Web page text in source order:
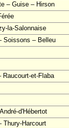
– Guise – Hirson
la-Salonnaise
Soissons – Belleu
Raucourt-et-Flaba
d'Hébertot
Thury-Harcourt